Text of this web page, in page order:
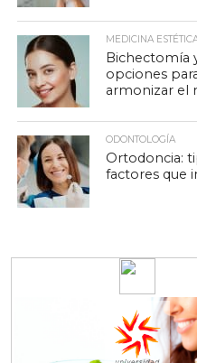
MEDICINA
Bichectomía
opciones
armonizar el
ODONTOLOGÍA
Ortodoncia:
factores que